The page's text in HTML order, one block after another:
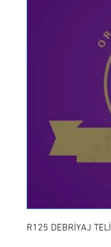
R125 DEBRİYAJ TELİ